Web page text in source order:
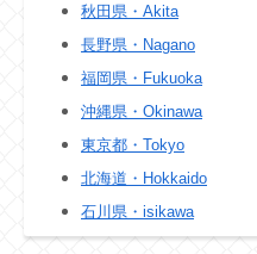
秋田県・Akita
長野県・Nagano
福岡県・Fukuoka
沖縄県・Okinawa
東京都・Tokyo
北海道・Hokkaido
石川県・isikawa